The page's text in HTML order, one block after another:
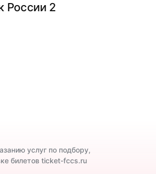
России 2
услуг по подбору,
билетов ticket-fccs.ru